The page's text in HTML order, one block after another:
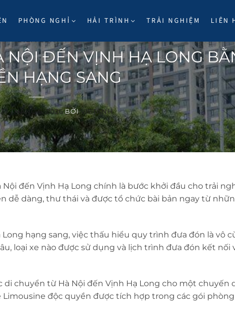
PHÒNG NGHỈ HẢI TRÌNH TRẢI NGHIỆM LIÊN
ĐIỂM ĐẾN
NỘI ĐẾN VỊNH HẠ LONG
HẠNG SANG
17 THÁNG 6, 2026 BỞI VIETANH
đến Vịnh Hạ Long chính là bước khởi đầu cho trải
dễ dàng, thư thái và được tổ chức bài bản ngay từ
hạng sang, việc thấu hiểu quy trình đưa đón là vô
loại xe nào được sử dụng và lịch trình đưa đón kết nối
di chuyển từ Hà Nội đến Vịnh Hạ Long cho một chuyến
độc quyền được tích hợp trong các gói phòng